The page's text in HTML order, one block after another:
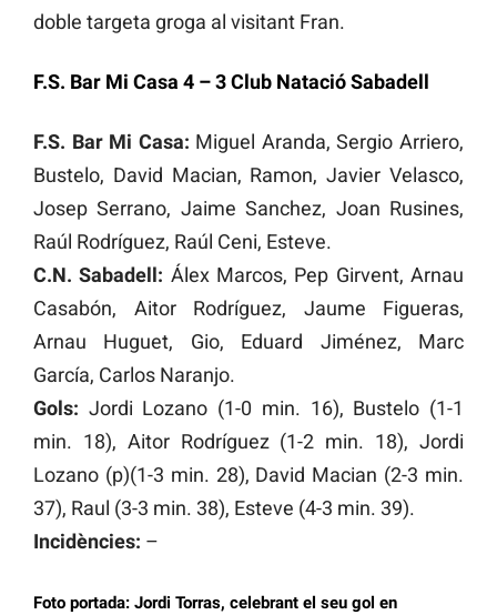
doble targeta groga al visitant Fran.
F.S. Bar Mi Casa 4 – 3 Club Natació Sabadell
F.S. Bar Mi Casa: Miguel Aranda, Sergio Arriero,
Bustelo, David Macian, Ramon, Javier Velasco,
Josep Serrano, Jaime Sanchez, Joan Rusines,
Raúl Rodríguez, Raúl Ceni, Esteve.
C.N. Sabadell: Álex Marcos, Pep Girvent, Arnau
Casabón, Aitor Rodríguez, Jaume Figueras,
Arnau Huguet, Gio, Eduard Jiménez, Marc
García, Carlos Naranjo.
Gols: Jordi Lozano (1-0 min. 16), Bustelo (1-1
min. 18), Aitor Rodríguez (1-2 min. 18), Jordi
Lozano (p)(1-3 min. 28), David Macian (2-3 min.
37), Raul (3-3 min. 38), Esteve (4-3 min. 39).
Incidències: –
Foto portada: Jordi Torras, celebrant el seu gol en